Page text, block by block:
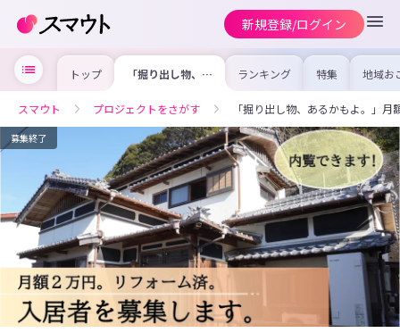
新規登録/ログイン
トップ 「掘り出し物、あ
るかもよ。」月額
住促進住宅」の入
居者を募集！
ランキング 特集 地域お
の求
を集め
事内
を比較
合った
けよう
スマウト プロジェクトをさがす 「掘り出し物、あるかもよ。」
募集終了